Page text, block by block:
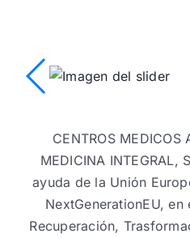
CENTROS MEDICOS
MEDICINA INTEGRAL,
ayuda de la Unión
NextGenerationEU,
Recuperación,